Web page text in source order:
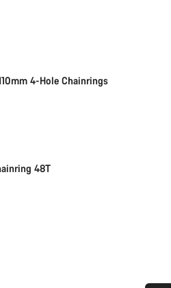
4-Hole Chainrings
48T